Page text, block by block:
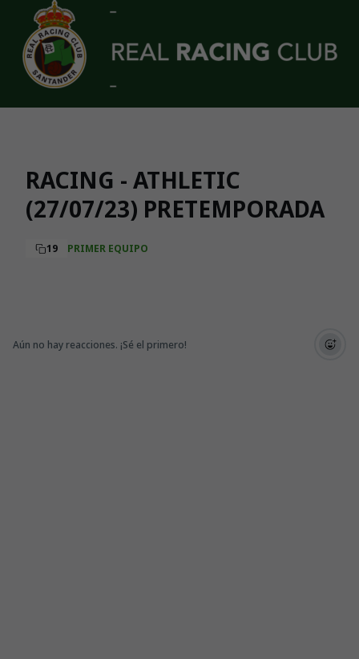
Skip to main content
RACING - ATHLETIC
(27/07/23) PRETEMPORADA
19 PRIMER EQUIPO
Aún no hay reacciones. ¡Sé el primero!